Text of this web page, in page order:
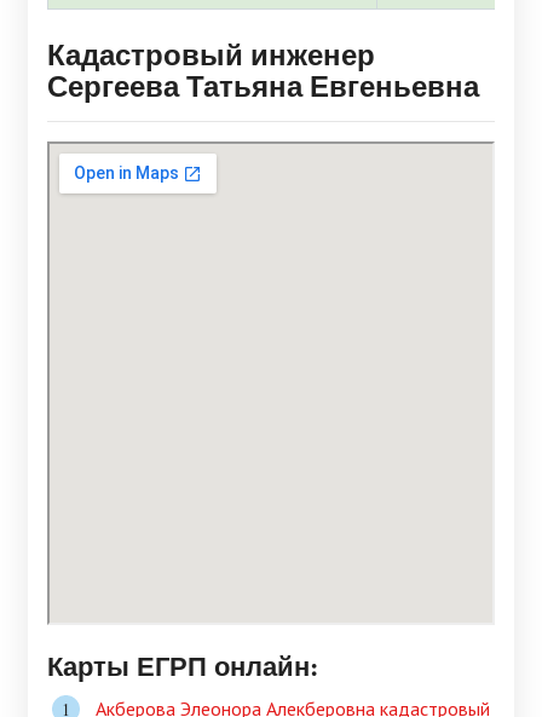
Кадастровый инженер
Сергеева Татьяна Евгеньевна
Карты ЕГРП онлайн:
Акберова Элеонора Алекберовна кадастровый